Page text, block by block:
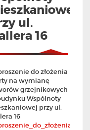
ul.
16
do złożenia
na wymianę
grzejnikowych
Wspólnoty
przy ul.
16